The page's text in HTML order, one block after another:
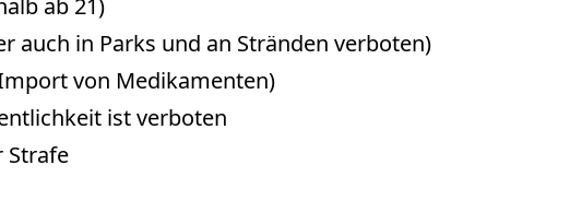
ab 21)
auch in Parks und an Stränden verboten)
von Medikamenten)
ist verboten
Strafe